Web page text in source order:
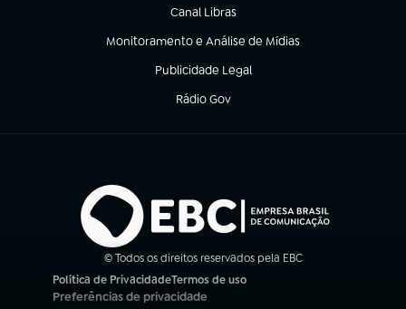
Canal Libras
(abre em nova aba)
Monitoramento e Análise de Mídias
(abre em nova aba)
Publicidade Legal
(abre em nova aba)
Rádio Gov
(abre em nova aba)
© Todos os direitos reservados pela EBC
Política de Privacidade
(abre em nova aba)
Termos de uso
(abre em nova aba)
Preferências de privacidade